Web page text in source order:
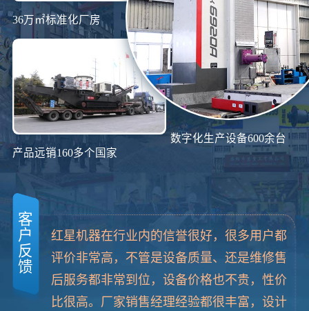
36万㎡标准化厂房
产品远销160多个国家
数字化生产设备600余台
客
户
反
馈
红星机器在行业内的信誉很好，很多用户都
评价非常高，不管是设备质量、还是维修售
后服务都非常到位，设备价格也不贵，性价
比很高。厂家销售经理经验都很丰富，设计